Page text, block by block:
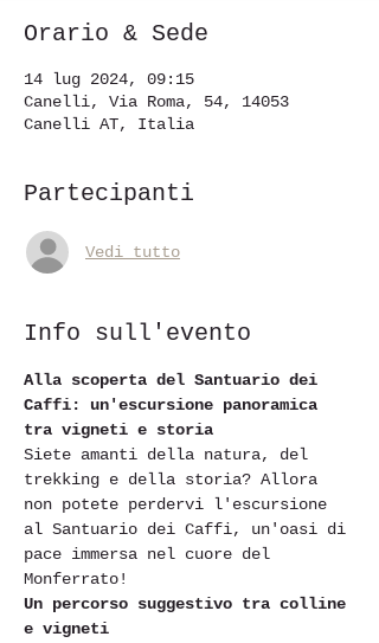
Orario & Sede
14 lug 2024, 09:15
Canelli, Via Roma, 54, 14053
Canelli AT, Italia
Partecipanti
Vedi tutto
Info sull'evento
Alla scoperta del Santuario dei
Caffi: un'escursione panoramica
tra vigneti e storia
Siete amanti della natura, del
trekking e della storia? Allora
non potete perdervi l'escursione
al Santuario dei Caffi, un'oasi di
pace immersa nel cuore del
Monferrato!
Un percorso suggestivo tra colline
e vigneti